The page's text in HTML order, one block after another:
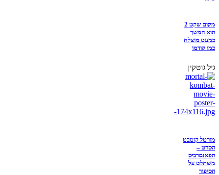
מקום שקט 2
הוא המשך
כמעט מוצלח
כמו קודמו
גיל גוטקין
מורטל קומבט
הסרט –
הפאנסרביס
משתלט על
הסיפור